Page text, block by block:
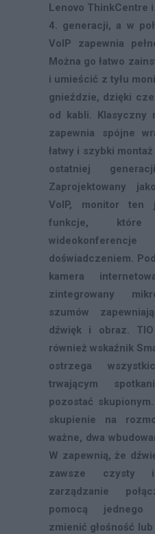
Lenovo ThinkCentre
4. generacji, a w
VoIP zapewnia
Można go łatwo
i umieścić z tyłu
gnieździe, dzięki
od kabli. Klasyczny
zapewnia spójne
łatwy i szybki
ostatniej
Zaprojektowany
VoIP, monitor ten
funkcje,
doświadczeniem.
kamera
zintegrowany
szumów
dźwięk i obraz.
również wskaźnik
ostrzega
trwającym
pozostać
skupienie na
ważne, dwa
W zapewnią, że
zawsze czysty
zarządzanie
pomocą jednego
zmienić głośność